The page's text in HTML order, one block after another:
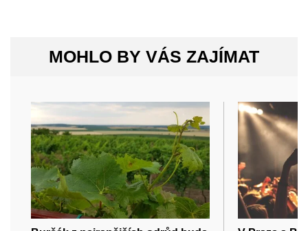
MOHLO BY VÁS ZAJÍMAT